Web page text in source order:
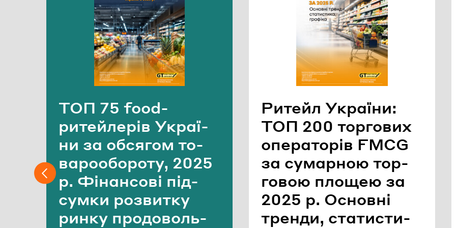
ТОП 75 food-​
ритейлерів Укра­ї­
ни за об­ся­гом то­
ва­ро­обо­ро­ту, 2025
р. Фі­нан­со­ві під­
сум­ки роз­ви­тку
ринку про­до­воль­
Ри­тейл Укра­ї­ни:
ТОП 200 тор­го­вих
опе­ра­то­рів FMCG
за су­мар­ною тор­
го­вою пло­щею за
2025 р. Основ­ні
трен­ди, ста­ти­сти­